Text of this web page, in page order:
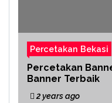
Percetakan Bekasi
Percetakan
Banner Terbaik
2 years ago